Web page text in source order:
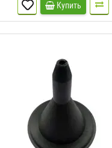
Купить